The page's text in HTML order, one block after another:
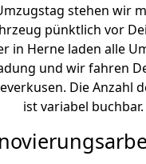
stehen wir
pünktlich vor
in Herne laden alle
und wir fahren
Die Anzahl
ist variabel buchbar.